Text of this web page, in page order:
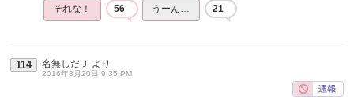
それな！ 56 うーん… 21
114 名無しだＪ より
2016年8月20日 9:35 PM